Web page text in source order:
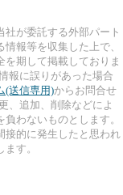
社が委託する外部パート
報等を収集した上で、
期して掲載しておりま
報に誤りがあった場合
(送信専用)からお問合せ
、追加、削除などによ
わないものとします。
接的に発生したと思われ
す。